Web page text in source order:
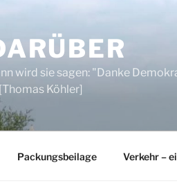
wird sie sagen: "Danke
Köhler]
Packungsbeilage Verkehr –